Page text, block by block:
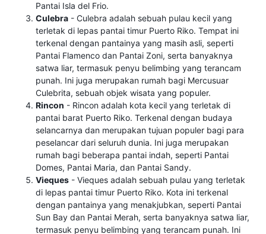
Pantai Isla del Frio.
Culebra - Culebra adalah sebuah pulau kecil yang
terletak di lepas pantai timur Puerto Riko. Tempat ini
terkenal dengan pantainya yang masih asli, seperti
Pantai Flamenco dan Pantai Zoni, serta banyaknya
satwa liar, termasuk penyu belimbing yang terancam
punah. Ini juga merupakan rumah bagi Mercusuar
Culebrita, sebuah objek wisata yang populer.
Rincon - Rincon adalah kota kecil yang terletak di
pantai barat Puerto Riko. Terkenal dengan budaya
selancarnya dan merupakan tujuan populer bagi para
peselancar dari seluruh dunia. Ini juga merupakan
rumah bagi beberapa pantai indah, seperti Pantai
Domes, Pantai Maria, dan Pantai Sandy.
Vieques - Vieques adalah sebuah pulau yang terletak
di lepas pantai timur Puerto Riko. Kota ini terkenal
dengan pantainya yang menakjubkan, seperti Pantai
Sun Bay dan Pantai Merah, serta banyaknya satwa liar,
termasuk penyu belimbing yang terancam punah. Ini